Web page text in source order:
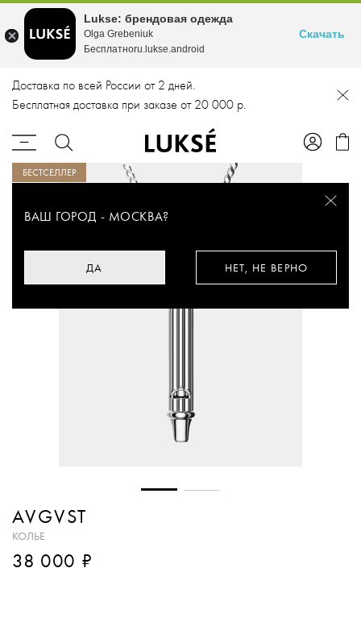
Доставка по всей России от 2 дней.
Бесплатная доставка при заказе от 20 000 р.
ВАШ ГОРОД - МОСКВА?
ДА НЕТ, НЕ ВЕРНО
БЕСТСЕЛЛЕР
AVGVST
КОЛЬЕ
38 000 ₽
Lukse: брендовая одежда
Olga Grebeniuk
Бесплатноru.lukse.android
Скачать